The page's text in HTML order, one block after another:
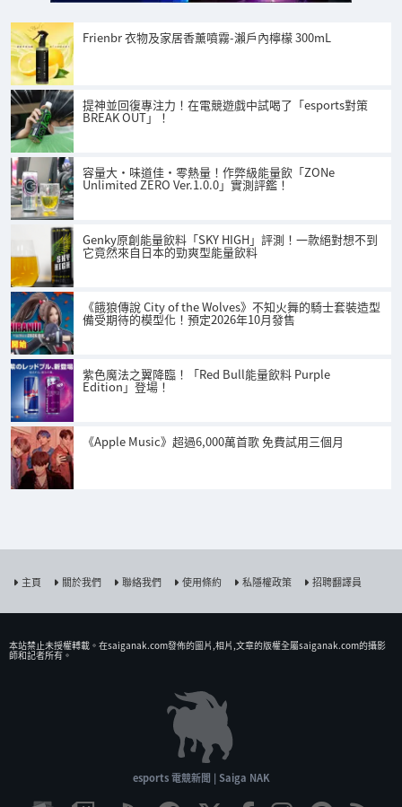
Frienbr 衣物及家居香薰噴霧-瀨戶內檸檬 300mL
提神並回復專注力！在電競遊戲中試喝了「esports對策
BREAK OUT」！
容量大・味道佳・零熱量！作弊級能量飲「ZONe
Unlimited ZERO Ver.1.0.0」實測評鑑！
Genky原創能量飲料「SKY HIGH」評測！一款絕對想不到
它竟然來自日本的勁爽型能量飲料
《餓狼傳說 City of the Wolves》不知火舞的騎士套裝造型
備受期待的模型化！預定2026年10月發售
紫色魔法之翼降臨！「Red Bull能量飲料 Purple
Edition」登場！
《Apple Music》超過6,000萬首歌 免費試用三個月
主頁 關於我們 聯絡我們 使用條約 私隱權政策 招聘翻譯員
本站禁止未授權𨍭載。在saiganak.com發佈的圖片,相片,文章的版權全屬saiganak.com的攝影
師和記者所有。
esports 電競新聞 | Saiga NAK